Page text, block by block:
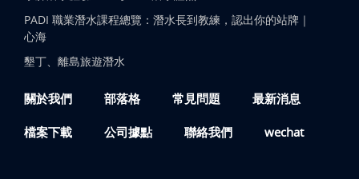
PADI 職業潛水課程總覽：潛水長到教練，認出你的站牌｜
心海
墾丁、離島旅遊潛水
關於我們 部落格 常見問題 最新消息
檔案下載 公司據點 聯絡我們 wechat